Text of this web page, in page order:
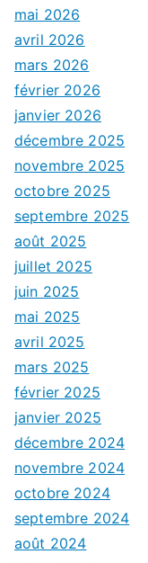
mai 2026
avril 2026
mars 2026
février 2026
janvier 2026
décembre 2025
novembre 2025
octobre 2025
septembre 2025
août 2025
juillet 2025
juin 2025
mai 2025
avril 2025
mars 2025
février 2025
janvier 2025
décembre 2024
novembre 2024
octobre 2024
septembre 2024
août 2024